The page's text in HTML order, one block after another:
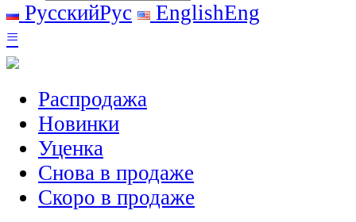
РусскийРус EnglishEng
≡
Распродажа
Новинки
Уценка
Снова в продаже
Скоро в продаже